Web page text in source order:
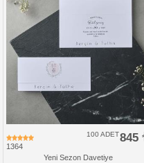
1364
845
100 ADET
Yeni Sezon Davetiye